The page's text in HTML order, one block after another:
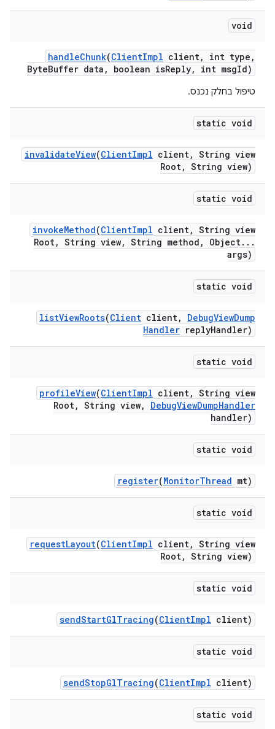
void
handleChunk(ClientImpl client, int type ,
ByteBuffer data , boolean isReply, int msgId)
טיפול בחלק נכנס.
static void
invalidateView(ClientImpl client, String view
Root, String view)
static void
invokeMethod(ClientImpl client, String view
Root, String view, String method , Object. . .
args)
static void
listViewRoots(Client client, DebugViewDump
Handler replyHandler)
static void
profileView(ClientImpl client, String view
Root, String view, DebugViewDumpHandler
handler)
static void
register(MonitorThread mt)
static void
requestLayout(ClientImpl client, String view
Root, String view)
static void
sendStartGlTracing(ClientImpl client)
static void
sendStopGlTracing(ClientImpl client)
static void